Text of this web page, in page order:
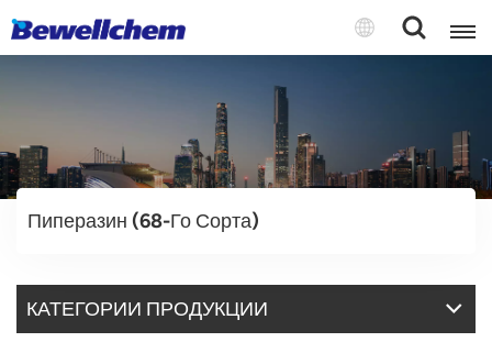
English
Русский
بالعربية
中文
Español
Пиперазин (68-Го Сорта)
КАТЕГОРИИ ПРОДУКЦИИ